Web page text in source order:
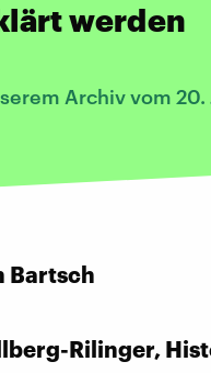
werden
Archiv vom 20.
Bartsch
Rilinger,